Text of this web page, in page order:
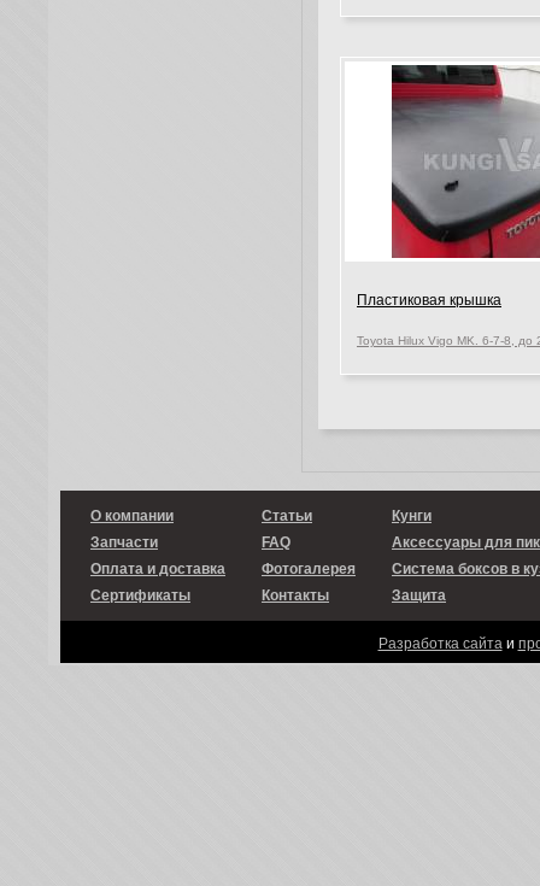
Пластиковая крышка
О компании
Запчасти
Оплата и доставка
Сертификаты
Статьи
FAQ
Фотогалерея
Контакты
Кунги
Аксессуары для
Система боксов в
Защита
Разработка сайтаи